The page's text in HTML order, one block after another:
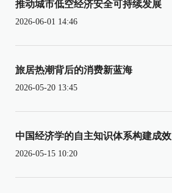
推动城市低空经济安全可持续发展
2026-06-01 14:46
旅居热潮背后的消费新蓝海
2026-05-20 13:45
中国经济学的自主知识体系构建成效
2026-05-15 10:20